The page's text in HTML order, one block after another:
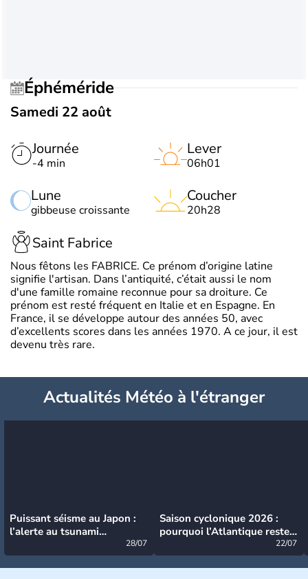
Éphéméride
Samedi 22 août
Journée
-4 min
Lune
gibbeuse croissante
Lever
06h01
Coucher
20h28
Saint Fabrice
Nous fêtons les FABRICE. Ce prénom d’origine latine
signifie l'artisan. Dans l’antiquité, c’était aussi le nom
d'une famille romaine reconnue pour sa droiture. Ce
prénom est resté fréquent en Italie et en Espagne. En
France, il se développe autour des années 50, avec
d’excellents scores dans les années 1970. A ce jour, il est
devenu très rare.
Actualités Météo à l'étranger
Puissant séisme au Japon :
l’alerte au tsunami
28/07
Saison cyclonique 2026 :
pourquoi l’Atlantique reste
22/07